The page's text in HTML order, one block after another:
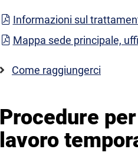
Informazioni sul
Mappa sede principale,
Come raggiungerci
Procedure
lavoro